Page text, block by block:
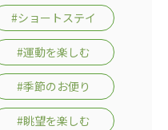
#ショートステイ
#運動を楽しむ
#季節のお便り
#眺望を楽しむ